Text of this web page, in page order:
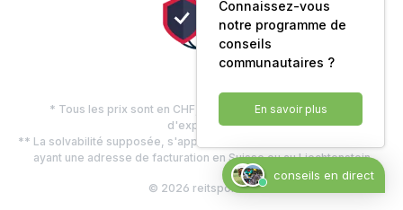
* Tous les prix sont en CHF, TVA comprise, plus les frais
d'expédition
** La solvabilité supposée, s'applique uniquement aux clients privés
ayant une adresse de facturation en Suisse ou au Liechtenstein
© 2026 reitsport.ch
Connaissez-vous
notre programme de
conseils
communautaires ?
En savoir plus
conseils en direct